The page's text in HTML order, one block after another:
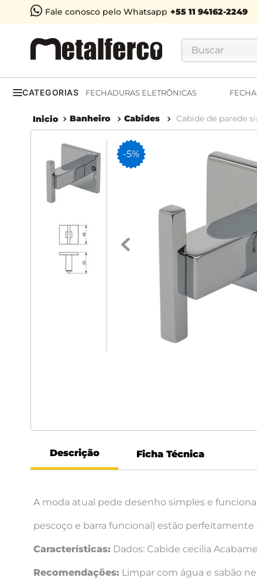
Fale conosco pelo Whatsapp
Buscar
CATEGORIAS FECHADURAS ELETRÔNICAS
Banheiro Cabides Cabide de parede
-5%
Descrição Ficha Técnica
A moda atual pede desenho simples e
pescoço e barra funcional) estão
Características: Dados: Cabide cecilia
Recomendações: Limpar com água e sabão